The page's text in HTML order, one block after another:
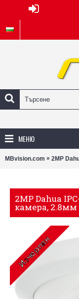
МЕНЮ
MBvision.com » 2MP Dahua
2MP Dahua
камера, 2.8мм